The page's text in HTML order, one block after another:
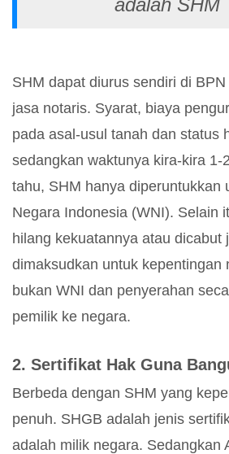
adalah SHM
SHM dapat diurus sendiri di
jasa notaris. Syarat, biaya
pada asal-usul tanah dan status
sedangkan waktunya kira-kira 1-
tahu, SHM hanya diperuntukkan
Negara Indonesia (WNI). Selain
hilang kekuatannya atau dicabut
dimaksudkan untuk kepentingan
bukan WNI dan penyerahan
pemilik ke negara.
2. Sertifikat Hak Guna
Berbeda dengan SHM yang
penuh. SHGB adalah jenis
adalah milik negara. Sedangkan